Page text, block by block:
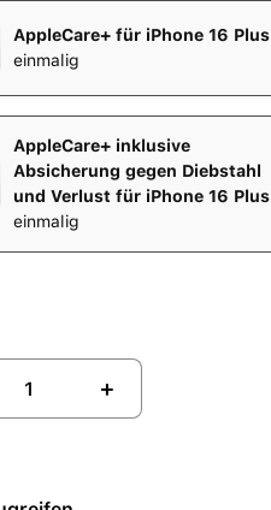
AppleCare+ für iPhone 16 Plus
einmalig
AppleCare+ inklusive
Absicherung gegen Diebstahl
und Verlust für iPhone 16 Plus
einmalig
+